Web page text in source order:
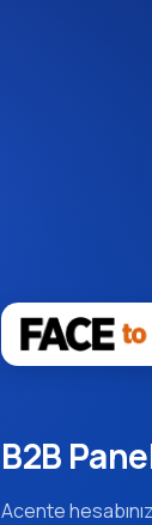
B2B
Acente